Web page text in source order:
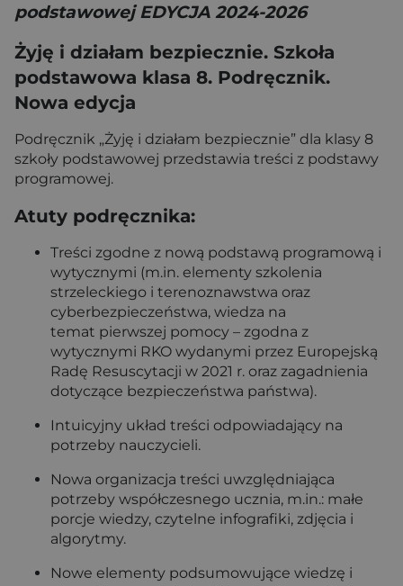
podstawowej EDYCJA 2024-2026
Żyję i działam bezpiecznie. Szkoła
podstawowa klasa 8. Podręcznik.
Nowa edycja
Podręcznik „Żyję i działam bezpiecznie” dla klasy 8
szkoły podstawowej przedstawia treści z podstawy
programowej.
Atuty podręcznika:
Treści zgodne z nową podstawą programową i
wytycznymi (m.in. elementy szkolenia
strzeleckiego i terenoznawstwa oraz
cyberbezpieczeństwa, wiedza na
temat pierwszej pomocy – zgodna z
wytycznymi RKO wydanymi przez Europejską
Radę Resuscytacji w 2021 r. oraz zagadnienia
dotyczące bezpieczeństwa państwa).
Intuicyjny układ treści odpowiadający na
potrzeby nauczycieli.
Nowa organizacja treści uwzględniająca
potrzeby współczesnego ucznia, m.in.: małe
porcje wiedzy, czytelne infografiki, zdjęcia i
algorytmy.
Nowe elementy podsumowujące wiedzę i